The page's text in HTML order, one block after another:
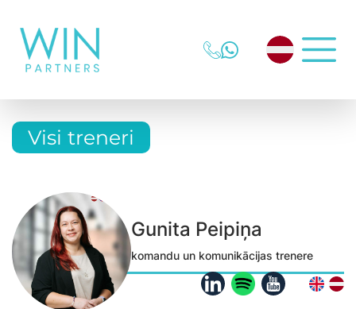
Visi treneri
Gunita Peipiņa
komandu un komunikācijas trenere